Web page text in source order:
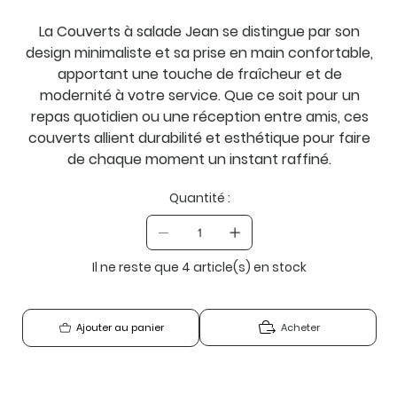
La Couverts à salade Jean se distingue par son
design minimaliste et sa prise en main confortable,
apportant une touche de fraîcheur et de
modernité à votre service. Que ce soit pour un
repas quotidien ou une réception entre amis, ces
couverts allient durabilité et esthétique pour faire
de chaque moment un instant raffiné.
Quantité :
Il ne reste que 4 article(s) en stock
Ajouter au panier Acheter